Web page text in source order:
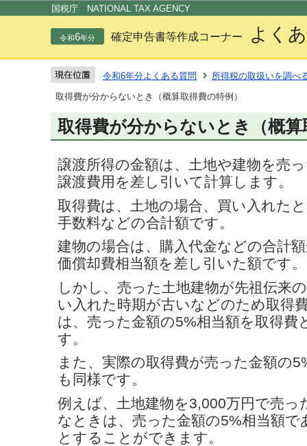
国税庁 NATIONAL TAX AGENCY
令和6年分 確定申告書等作成コーナー よく
令和6年分よくある質問
所得税の取扱いを調べ
取得費が分からないとき（概算取得費の特例）
取得費が分からないとき（概
譲渡所得の金額は、土地や建物を売
譲渡費用を差し引いて計算します。
取得費は、土地の場合、買い入れた
手数料などの合計額です。
建物の場合は、購入代金などの合計
価償却費相当額を差し引いた額です。
しかし、売った土地建物が先祖伝来
い入れた時期が古いなどのため取得
は、売った金額の5%相当額を取得費
す。
また、実際の取得費が売った金額の
も同様です。
例えば、土地建物を3,000万円で売っ
なときは、売った金額の5%相当額で
とすることができます。